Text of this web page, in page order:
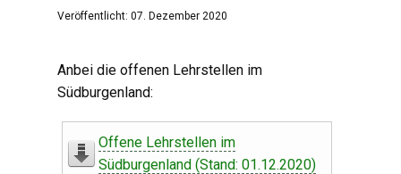
Veröffentlicht: 07. Dezember 2020
Anbei die offenen Lehrstellen im
Südburgenland:
Offene Lehrstellen im
Südburgenland (Stand: 01.12.2020)